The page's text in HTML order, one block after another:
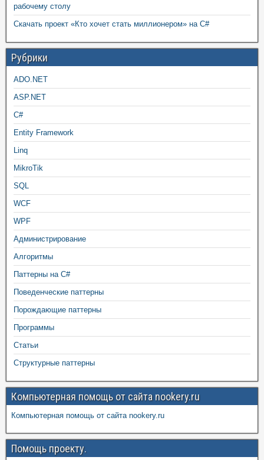
рабочему столу
Скачать проект «Кто хочет стать миллионером» на C#
Рубрики
ADO.NET
ASP.NET
C#
Entity Framework
Linq
MikroTik
SQL
WCF
WPF
Администрирование
Алгоритмы
Паттерны на C#
Поведенческие паттерны
Порождающие паттерны
Программы
Статьи
Структурные паттерны
Компьютерная помощь от сайта nookery.ru
Компьютерная помощь от сайта nookery.ru
Помощь проекту.